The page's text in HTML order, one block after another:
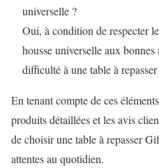
universelle ?
Oui, à condition de respecter
housse universelle aux bonnes
difficulté à une table à
En tenant compte de ces
produits détaillées et les avis
de choisir une table à repasser
attentes au quotidien.